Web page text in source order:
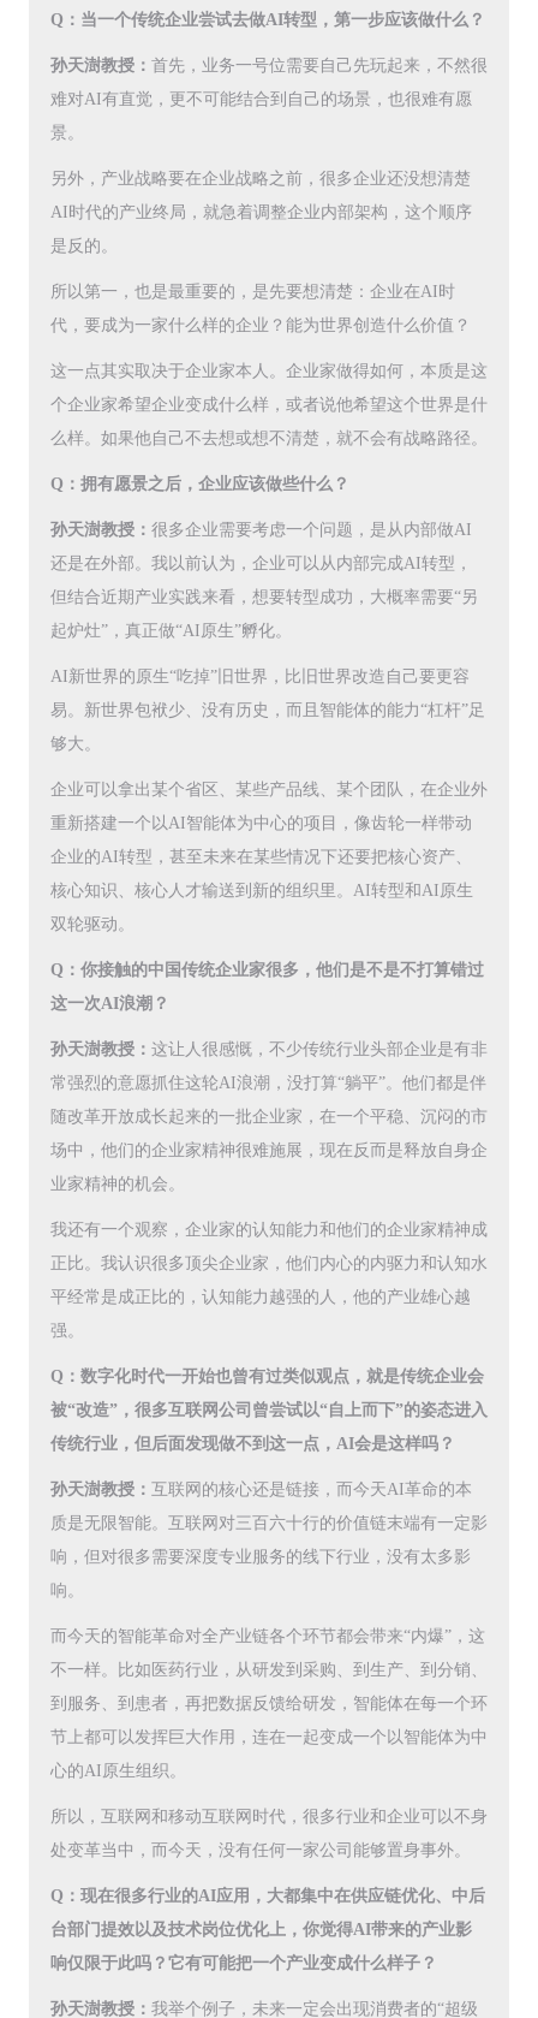
Q：当一个传统企业尝试去做AI转型，第一步应该做什么？
孙天澍教授： 首先，业务一号位需要自己先玩起来，不然很
难对AI有直觉，更不可能结合到自己的场景，也很难有愿
景。
另外，产业战略要在企业战略之前，很多企业还没想清楚
AI时代的产业终局，就急着调整企业内部架构，这个顺序
是反的。
所以第一，也是最重要的，是先要想清楚：企业在AI时
代，要成为一家什么样的企业？能为世界创造什么价值？
这一点其实取决于企业家本人。企业家做得如何，本质是这
个企业家希望企业变成什么样，或者说他希望这个世界是什
么样。如果他自己不去想或想不清楚，就不会有战略路径。
Q：拥有愿景之后，企业应该做些什么？
孙天澍教授： 很多企业需要考虑一个问题，是从内部做AI
还是在外部。我以前认为，企业可以从内部完成AI转型，
但结合近期产业实践来看，想要转型成功，大概率需要“另
起炉灶”，真正做“AI原生”孵化。
AI新世界的原生“吃掉”旧世界，比旧世界改造自己要更容
易。新世界包袱少、没有历史，而且智能体的能力“杠杆”足
够大。
企业可以拿出某个省区、某些产品线、某个团队，在企业外
重新搭建一个以AI智能体为中心的项目，像齿轮一样带动
企业的AI转型，甚至未来在某些情况下还要把核心资产、
核心知识、核心人才输送到新的组织里。AI转型和AI原生
双轮驱动。
Q：你接触的中国传统企业家很多，他们是不是不打算错过
这一次AI浪潮？
孙天澍教授： 这让人很感慨，不少传统行业头部企业是有非
常强烈的意愿抓住这轮AI浪潮，没打算“躺平”。他们都是伴
随改革开放成长起来的一批企业家，在一个平稳、沉闷的市
场中，他们的企业家精神很难施展，现在反而是释放自身企
业家精神的机会。
我还有一个观察，企业家的认知能力和他们的企业家精神成
正比。我认识很多顶尖企业家，他们内心的内驱力和认知水
平经常是成正比的，认知能力越强的人，他的产业雄心越
强。
Q：数字化时代一开始也曾有过类似观点，就是传统企业会
被“改造”，很多互联网公司曾尝试以“自上而下”的姿态进入
传统行业，但后面发现做不到这一点，AI会是这样吗？
孙天澍教授： 互联网的核心还是链接，而今天AI革命的本
质是无限智能。互联网对三百六十行的价值链末端有一定影
响，但对很多需要深度专业服务的线下行业，没有太多影
响。
而今天的智能革命对全产业链各个环节都会带来“内爆”，这
不一样。比如医药行业，从研发到采购、到生产、到分销、
到服务、到患者，再把数据反馈给研发，智能体在每一个环
节上都可以发挥巨大作用，连在一起变成一个以智能体为中
心的AI原生组织。
所以，互联网和移动互联网时代，很多行业和企业可以不身
处变革当中，而今天，没有任何一家公司能够置身事外。
Q：现在很多行业的AI应用，大都集中在供应链优化、中后
台部门提效以及技术岗位优化上，你觉得AI带来的产业影
响仅限于此吗？它有可能把一个产业变成什么样子？
孙天澍教授： 我举个例子，未来一定会出现消费者的“超级